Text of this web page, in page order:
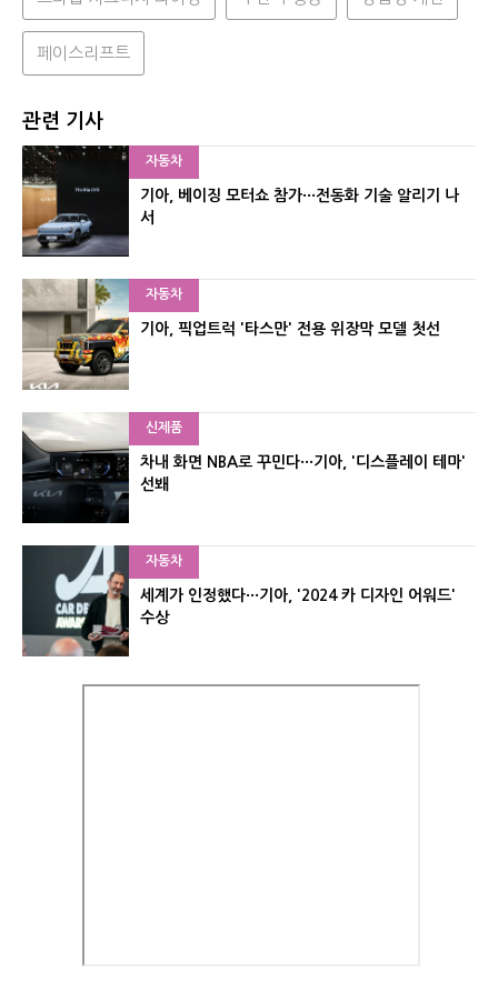
페이스리프트
관련 기사
자동차
기아, 베이징 모터쇼 참가···전동화 기술 알리기 나
서
자동차
기아, 픽업트럭 '타스만' 전용 위장막 모델 첫선
신제품
차내 화면 NBA로 꾸민다···기아, '디스플레이 테마'
선봬
자동차
세계가 인정했다···기아, '2024 카 디자인 어워드'
수상